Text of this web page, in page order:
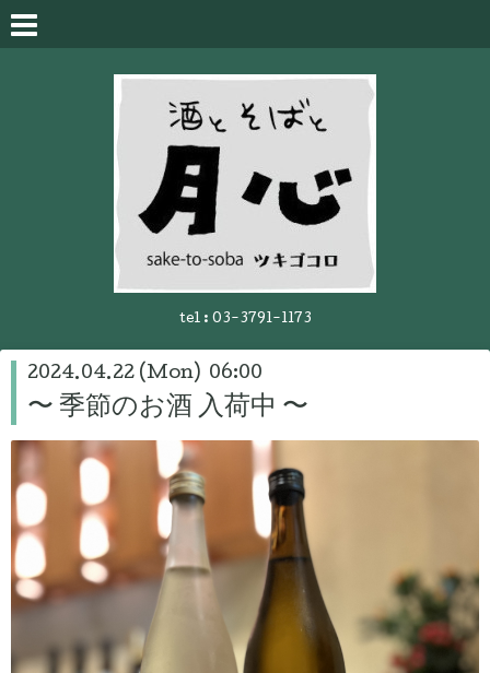
tel : 03-3791-1173
2024.04.22 (Mon) 06:00
〜 季節のお酒 入荷中 〜